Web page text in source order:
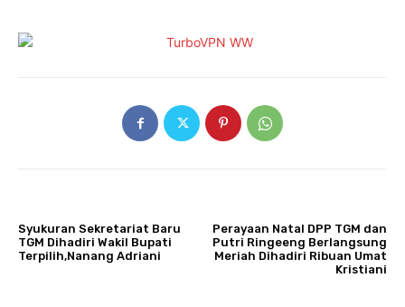
Syukuran Sekretariat Baru
TGM Dihadiri Wakil Bupati
Terpilih,Nanang Adriani
Perayaan Natal DPP TGM dan
Putri Ringeeng Berlangsung
Meriah Dihadiri Ribuan Umat
Kristiani